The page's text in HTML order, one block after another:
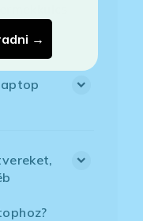
Nem akarok lemaradni →